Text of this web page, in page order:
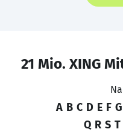
21 Mio. XING
A B C D E F G
Q R S T